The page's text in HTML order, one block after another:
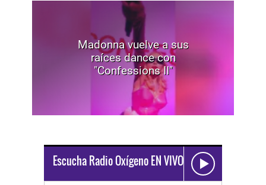
Madonna vuelve a sus
raíces dance con
"Confessions II"
Escucha Radio Oxígeno EN VIVO